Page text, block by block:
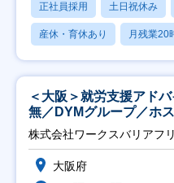
正社員採用 土日祝休み
産休・育休あり 月残業20
＜大阪＞就労支援アド
無／DYMグループ／ホ
日祝】
株式会社ワークスバリアフ
大阪府